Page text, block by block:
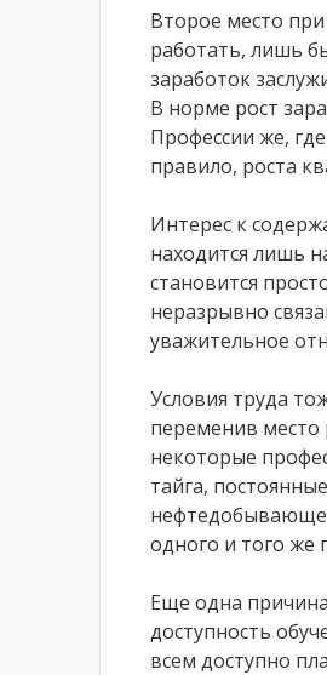
Второе место
работать, лишь
заработок
В норме рост
Профессии же,
правило, роста
Интерес к
находится лишь
становится
неразрывно
уважительное
Условия труда
переменив место
некоторые
тайга,
одного и того же
Еще одна причина
доступность
всем доступно